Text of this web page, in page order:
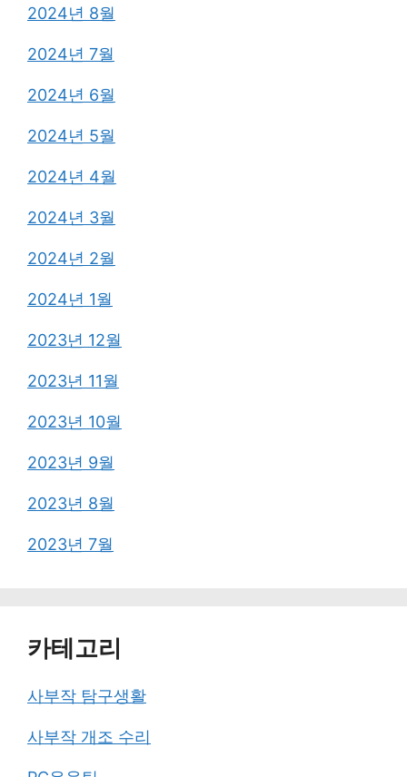
2024년 8월
2024년 7월
2024년 6월
2024년 5월
2024년 4월
2024년 3월
2024년 2월
2024년 1월
2023년 12월
2023년 11월
2023년 10월
2023년 9월
2023년 8월
2023년 7월
카테고리
사부작 탐구생활
사부작 개조 수리